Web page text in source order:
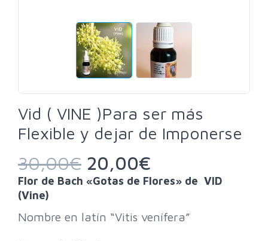
Vid ( VINE )Para ser más
Flexible y dejar de Imponerse
30,00€ 20,00€
Flor de Bach «Gotas de Flores» de VID
(Vine)
Nombre en latín “Vitis venífera”